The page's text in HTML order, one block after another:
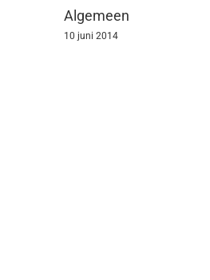
Algemeen
10 juni 2014